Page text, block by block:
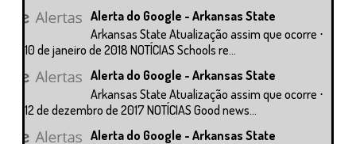
Alerta do Google - Arkansas State
Arkansas State Atualização assim que ocorre ⋅
10 de janeiro de 2018 NOTÍCIAS Schools re...
Alerta do Google - Arkansas State
Arkansas State Atualização assim que ocorre ⋅
12 de dezembro de 2017 NOTÍCIAS Good news...
Alerta do Google - Arkansas State